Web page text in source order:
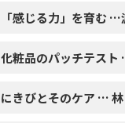
「感じる力」を育む
化粧品のパッチテス
にきびとそのケア …